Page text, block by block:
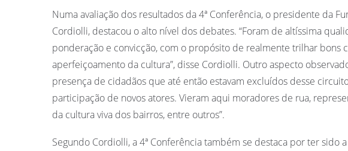
Numa avaliação dos resultados da 4ª Conferência, o presidente da
Cordiolli, destacou o alto nível dos debates. “Foram de altíssima
ponderação e convicção, com o propósito de realmente trilhar bons
aperfeiçoamento da cultura”, disse Cordiolli. Outro aspecto
presença de cidadãos que até então estavam excluídos desse
participação de novos atores. Vieram aqui moradores de rua,
da cultura viva dos bairros, entre outros”.
Segundo Cordiolli, a 4ª Conferência também se destaca por ter sido